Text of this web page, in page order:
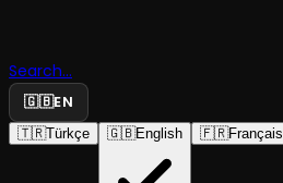
Search...
🇬🇧EN
🇹🇷Türkçe 🇬🇧English 🇫🇷Français